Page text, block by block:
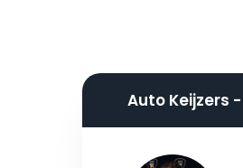
Auto Keijzers -